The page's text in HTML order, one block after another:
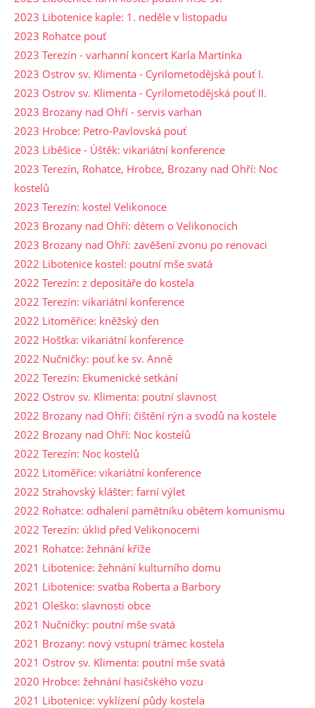
2023 Libotenice kaple: 1. neděle v listopadu
2023 Rohatce pouť
2023 Terezín - varhanní koncert Karla Martínka
2023 Ostrov sv. Klimenta - Cyrilometodějská pouť I.
2023 Ostrov sv. Klimenta - Cyrilometodějská pouť II.
2023 Brozany nad Ohří - servis varhan
2023 Hrobce: Petro-Pavlovská pouť
2023 Liběšice - Úštěk: vikariátní konference
2023 Terezín, Rohatce, Hrobce, Brozany nad Ohří: Noc
kostelů
2023 Terezín: kostel Velikonoce
2023 Brozany nad Ohří: dětem o Velikonocích
2023 Brozany nad Ohří: zavěšení zvonu po renovaci
2022 Libotenice kostel: poutní mše svatá
2022 Terezín: z depositáře do kostela
2022 Terezín: vikariátní konference
2022 Litoměřice: kněžský den
2022 Hoštka: vikariátní konference
2022 Nučničky: pouť ke sv. Anně
2022 Terezín: Ekumenické setkání
2022 Ostrov sv. Klimenta: poutní slavnost
2022 Brozany nad Ohří: čištění rýn a svodů na kostele
2022 Brozany nad Ohří: Noc kostelů
2022 Terezín: Noc kostelů
2022 Litoměřice: vikariátní konference
2022 Strahovský klášter: farní výlet
2022 Rohatce: odhalení pamětníku obětem komunismu
2022 Terezín: úklid před Velikonocemi
2021 Rohatce: žehnání kříže
2021 Libotenice: žehnání kulturního domu
2021 Libotenice: svatba Roberta a Barbory
2021 Oleško: slavnosti obce
2021 Nučničky: poutní mše svatá
2021 Brozany: nový vstupní trámec kostela
2021 Ostrov sv. Klimenta: poutní mše svatá
2020 Hrobce: žehnání hasičského vozu
2021 Libotenice: vyklízení půdy kostela